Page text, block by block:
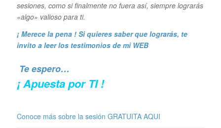
sesiones, como si finalmente no fuera así, siempre lograrás
«algo» valioso para ti.
¡ Merece la pena ! Si quieres saber que lograrás, te
invito a leer los testimonios de mi WEB
Te espero…
¡ Apuesta por TI !
Conoce más sobre la sesión GRATUITA AQUI